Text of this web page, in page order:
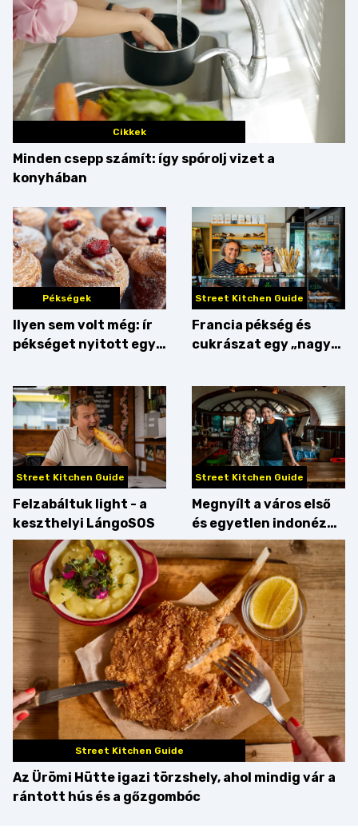
Cikkek
Minden csepp számít: így spórolj vizet a
konyhában
Pékségek
Ilyen sem volt még: ír
pékséget nyitott egy
Street Kitchen Guide
Francia pékség és
cukrászat egy „nagy
Street Kitchen Guide
Felzabáltuk light - a
keszthelyi LángoSOS
Street Kitchen Guide
Megnyílt a város első
és egyetlen indonéz
étterme a Kolosy
téren, mi pedig
kipróbáltuk!
Street Kitchen Guide
Az Ürömi Hütte igazi törzshely, ahol mindig vár a
rántott hús és a gőzgombóc